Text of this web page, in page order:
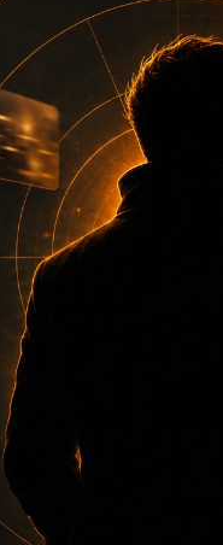
开，页面按照移动端
通过上一篇、下一篇和
说明、文件名、alt 和
认图兜底、标题重复过
和清晰的层级路径，减
可点击入口。如果后续